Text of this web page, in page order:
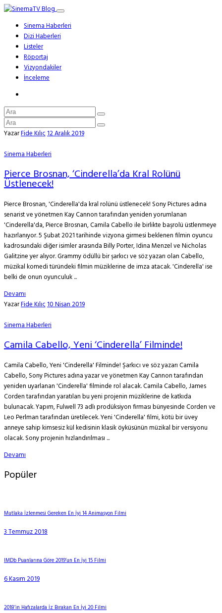
Sinema Haberleri
Dizi Haberleri
Listeler
Röportaj
Vizyondakiler
İnceleme
YazarFide Kılıç12 Aralık 2019
Sinema Haberleri
Pierce Brosnan, ‘Cinderella’da Kral Rolünü
Üstlenecek!
Pierce Brosnan, 'Cinderella'da kral rolünü üstlenecek! Sony Pictures adına
senarist ve yönetmen Kay Cannon tarafından yeniden yorumlanan
'Cinderella'da, Pierce Brosnan, Camila Cabello ile birlikte başrolü üstlenmeye
hazırlanıyor. 5 Şubat 2021 tarihinde vizyona girmesi beklenen filmin oyuncu
kadrosundaki diğer isimler arasında Billy Porter, Idina Menzel ve Nicholas
Galitzine yer alıyor. Grammy ödüllü bir şarkıcı ve söz yazarı olan Cabello,
müzikal komedi türündeki filmin müziklerine de imza atacak. 'Cinderella' ise
belki de onun oyunculuk ...
Devamı
YazarFide Kılıç10 Nisan 2019
Sinema Haberleri
Camila Cabello, Yeni ‘Cinderella’ Filminde!
Camila Cabello, Yeni 'Cinderella' Filminde! Şarkıcı ve söz yazarı Camila
Cabello, Sony Pictures adına yazar ve yönetmen Kay Cannon tarafından
yeniden uyarlanan 'Cinderella' filminde rol alacak. Camila Cabello, James
Corden tarafından yaratılan bu yeni projenin müziklerine de katkıda
bulunacak. Yapım, Fulwell 73 adlı prodüksiyon firması bünyesinde Corden ve
Leo Perlman tarafından üretilecek. Yeni 'Cinderella' filmi, kötü bir üvey
anneye sahip kimsesiz kül kedisinin klasik öyküsünün müzikal bir versiyonu
olacak. Sony projenin hızlandırılması ...
Devamı
Popüler
Mutlaka İzlenmesi Gereken En İyi 14 Animasyon Filmi
3 Temmuz 2018
IMDb Puanlarına Göre 2019’un En İyi 15 Filmi
6 Kasım 2019
2018’in Hafızalarda İz Bırakan En İyi 20 Filmi